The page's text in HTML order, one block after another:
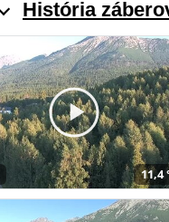
História
11,4